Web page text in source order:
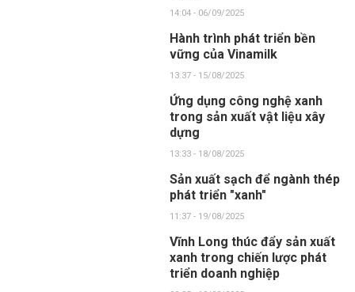
14:04 - 06/09/2025
Hành trình phát triển bền
vững của Vinamilk
13:37 - 15/08/2025
Ứng dụng công nghệ xanh
trong sản xuất vật liệu xây
dựng
13:33 - 18/08/2025
Sản xuất sạch để ngành thép
phát triển "xanh"
11:37 - 19/08/2025
Vĩnh Long thúc đẩy sản xuất
xanh trong chiến lược phát
triển doanh nghiệp